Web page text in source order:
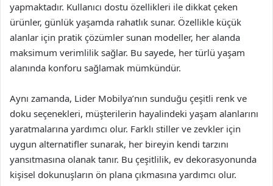
yapmaktadır. Kullanıcı dostu özellikleri ile dikkat çeken
ürünler, günlük yaşamda rahatlık sunar. Özellikle küçük
alanlar için pratik çözümler sunan modeller, her alanda
maksimum verimlilik sağlar. Bu sayede, her türlü yaşam
alanında konforu sağlamak mümkündür.
Aynı zamanda, Lider Mobilya’nın sunduğu çeşitli renk ve
doku seçenekleri, müşterilerin hayalindeki yaşam alanlarını
yaratmalarına yardımcı olur. Farklı stiller ve zevkler için
uygun alternatifler sunarak, her bireyin kendi tarzını
yansıtmasına olanak tanır. Bu çeşitlilik, ev dekorasyonunda
kişisel dokunuşların ön plana çıkmasına yardımcı olur.